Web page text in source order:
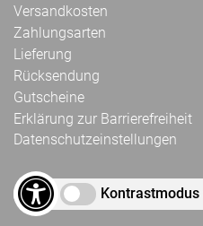
Versandkosten
Zahlungsarten
Lieferung
Rücksendung
Gutscheine
Erklärung zur Barrierefreiheit
Datenschutzeinstellungen
Kontrastmodus